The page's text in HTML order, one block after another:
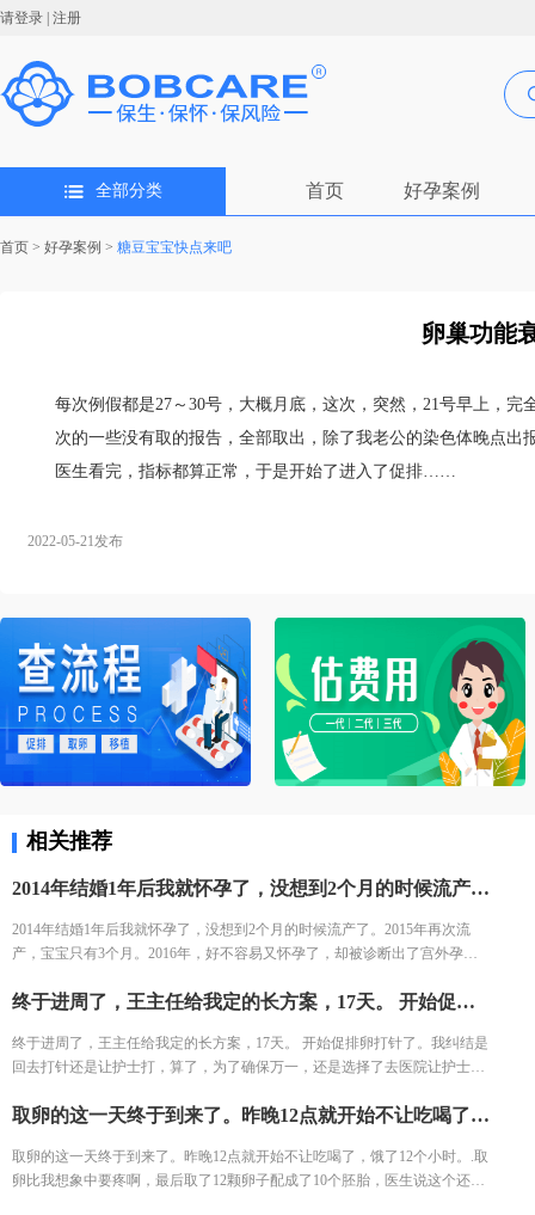
请登录 | 注册
全部分类 首页 好孕案例
首页 > 好孕案例 > 糖豆宝宝快点来吧
卵巢功能
每次例假都是27～30号，大概月底，这次，突然，21号早上，
次的一些没有取的报告，全部取出，除了我老公的染色体晚点
医生看完，指标都算正常，于是开始了进入了促排……
2022-05-21发布
相关推荐
2014年结婚1年后我就怀孕了，没想到2个月的时候流产了。2015年再次流产，宝宝只有3个月。2016年，好不容易又怀孕了，却被诊断出了宫外孕。接下来的2年，一直没有怀孕的音信。 不知道为什么命运要一直这样折磨我，万般无奈下，我踏上了试管的旅途。 我拉着老公来到了郑大三附院的生殖中心。 初步问诊，医生给了我一叠厚厚的检查单。我按照检查单并对照着手上的纸张，一个窗口一个窗口的去检查了。这样检查的日子，一直持续了一个月，所有检查结果才凑齐。
2014年结婚1年后我就怀孕了，没想到2个月的时候流产了。2015年再次流
产，宝宝只有3个月。2016年，好不容易又怀孕了，却被诊断出了宫外孕。
我，万般无奈下，我踏上了试管的旅途。 我拉着老公来到了郑大三附院的生
手上的纸张，一个窗口一个窗口的去检查了。这样检查的日子，一直持续了
一个月，所有检查结果才凑齐。
终于进周了，王主任给我定的长方案，17天。 开始促排卵打针了。我纠结是回去打针还是让护士打，算了，为了确保万一，还是选择了去医院让护士打。今天去打针的人还是挺多的，再有耐心的护士也无法保持笑脸。给我打针的护士进到注射室的时候，满脸疲惫，但是还是耐心的给我打针了!
终于进周了，王主任给我定的长方案，17天。 开始促排卵打针了。我纠结是
回去打针还是让护士打，算了，为了确保万一，还是选择了去医院让护士
针的护士进到注射室的时候，满脸疲惫，但是还是耐心的给我打针了!
取卵的这一天终于到来了。昨晚12点就开始不让吃喝了，饿了12个小时。.取卵比我想象中要疼啊，最后取了12颗卵子配成了10个胚胎，医生说这个还是不错的结果了，我也不知道算好不算，但是我尽力了啊。医生建议我继续养囊。没想到配成了5个囊胚！太高兴了，今天我要吃点好吃的庆祝下。
取卵的这一天终于到来了。昨晚12点就开始不让吃喝了，饿了12个小时。.取
卵比我想象中要疼啊，最后取了12颗卵子配成了10个胚胎，医生说这个还是